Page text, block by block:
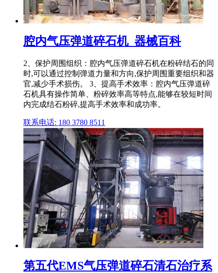
腔内气压弹道碎石机_器械百科
2、保护周围组织：腔内气压弹道碎石机在粉碎结石的同
时,可以通过控制弹道力量和方向,保护周围重要组织和器
官,减少手术损伤。 3、提高手术效率：腔内气压弹道碎
石机具有操作简单、粉碎效率高等特点,能够在较短时间
内完成结石粉碎,提高手术效率和成功率。
联系电话: 180 3780 8511
第五代EMS气压弹道碎石清石治疗系